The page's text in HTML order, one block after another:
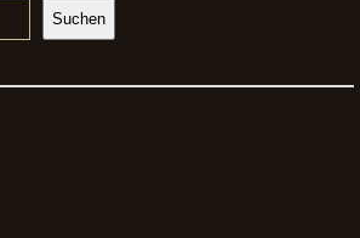
Suchen